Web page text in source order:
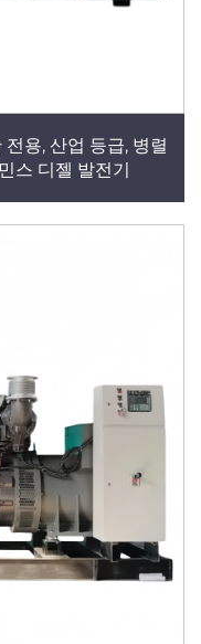
용, 산업 등급, 병렬
스 디젤 발전기